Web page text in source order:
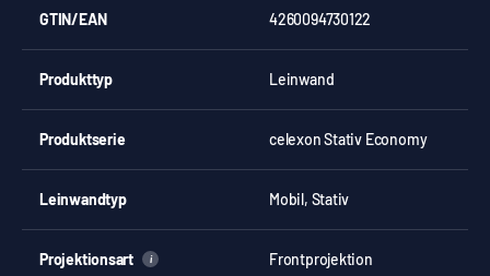
GTIN/EAN 4260094730122
Produkttyp Leinwand
Produktserie celexon Stativ Economy
Leinwandtyp Mobil, Stativ
Projektionsart i Frontprojektion